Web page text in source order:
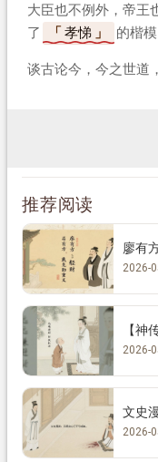
大臣也不例外，帝王
了
孝悌 的楷模
谈古论今，今之世道
推荐阅读
2026-
【
2026-
文史
2026-